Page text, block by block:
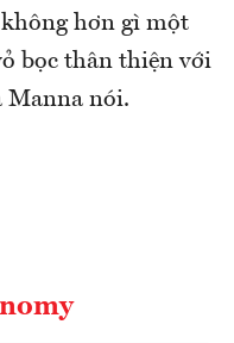
hơn gì một
bọc thân thiện với
Manna nói.